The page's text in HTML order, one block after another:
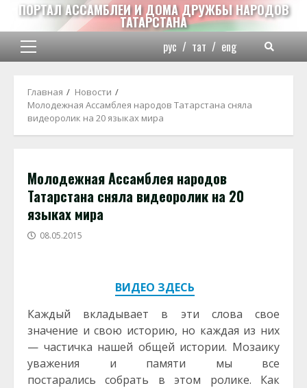
Перейти
содержимому
ПОРТАЛ АССАМБЛЕИ И ДОМА ДРУЖБЫ НАРОДОВ
ТАТАРСТАНА
Основное
рус / тат / eng
Главная
Новости
Молодежная Ассамблея народов Татарстана сняла
видеоролик на 20 языках мира
Молодежная Ассамблея народов
Татарстана сняла видеоролик на 20
языках мира
08.05.2015
ВИДЕО ЗДЕСЬ
Каждый вкладывает в эти слова свое
значение и свою историю, но каждая из них
— частичка нашей общей истории. Мозаику
уважения и памяти мы все
постарались собрать в этом ролике. Как